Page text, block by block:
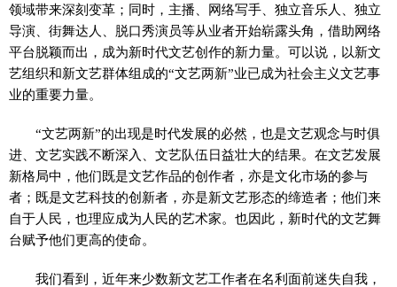
领域带来深刻变革；同时，主播、网络写手、独立音乐人、独立
导演、街舞达人、脱口秀演员等从业者开始崭露头角，借助网络
平台脱颖而出，成为新时代文艺创作的新力量。可以说，以新文
艺组织和新文艺群体组成的“文艺两新”业已成为社会主义文艺事
业的重要力量。
“文艺两新”的出现是时代发展的必然，也是文艺观念与时俱
进、文艺实践不断深入、文艺队伍日益壮大的结果。在文艺发展
新格局中，他们既是文艺作品的创作者，亦是文化市场的参与
者；既是文艺科技的创新者，亦是新文艺形态的缔造者；他们来
自于人民，也理应成为人民的艺术家。也因此，新时代的文艺舞
台赋予他们更高的使命。
我们看到，近年来少数新文艺工作者在名利面前迷失自我，